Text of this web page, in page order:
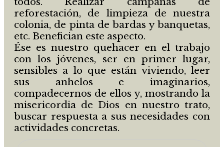
reforestación, de limpieza de nuestra
colonia, de pinta de bardas y banquetas,
etc. Benefician este aspecto.
Ése es nuestro quehacer en el trabajo
con los jóvenes, ser en primer lugar,
sensibles a lo que están viviendo, leer
sus anhelos e imaginarios,
compadecernos de ellos y, mostrando la
misericordia de Dios en nuestro trato,
buscar respuesta a sus necesidades con
actividades concretas.